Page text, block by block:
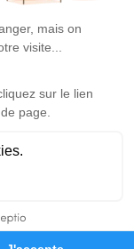
de devis
rendez-vous en